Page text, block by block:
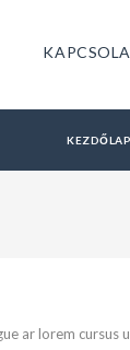
KEZDŐLAP
ar lorem cursus